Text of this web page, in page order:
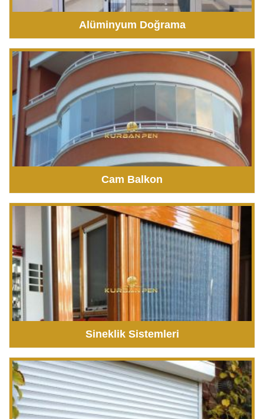
Alüminyum Doğrama
Cam Balkon
Sineklik Sistemleri